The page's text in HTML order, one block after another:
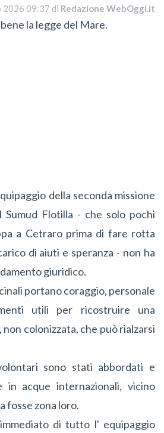
2026 09:37 di Redazione WebOggi.it
la legge del Mare.
della seconda missione
Sumud Flotilla - che solo pochi
a Cetraro prima di fare rotta
di aiuti e speranza - non ha
giuridico.
portano coraggio, personale
utili per ricostruire una
colonizzata, che può rialzarsi
sono stati abbordati e
in acque internazionali, vicino
fosse zona loro.
di tutto l' equipaggio